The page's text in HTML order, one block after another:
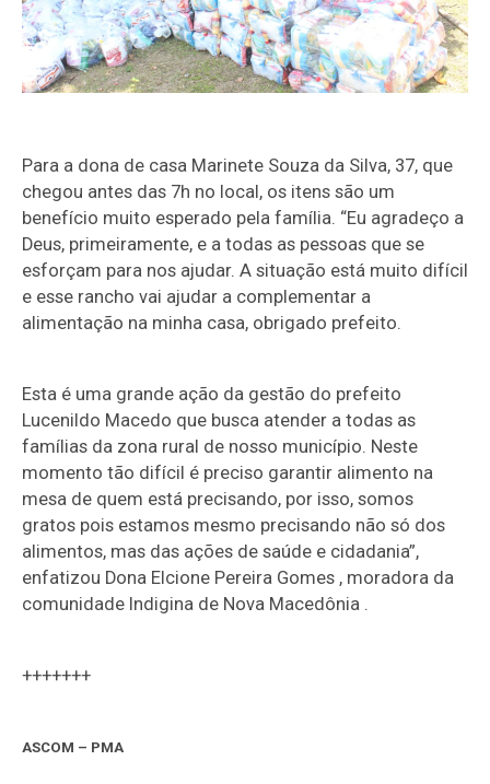
Para a dona de casa Marinete Souza da Silva, 37, que
chegou antes das 7h no local, os itens são um
benefício muito esperado pela família. “Eu agradeço a
Deus, primeiramente, e a todas as pessoas que se
esforçam para nos ajudar. A situação está muito difícil
e esse rancho vai ajudar a complementar a
alimentação na minha casa, obrigado prefeito.
Esta é uma grande ação da gestão do prefeito
Lucenildo Macedo que busca atender a todas as
famílias da zona rural de nosso município. Neste
momento tão difícil é preciso garantir alimento na
mesa de quem está precisando, por isso, somos
gratos pois estamos mesmo precisando não só dos
alimentos, mas das ações de saúde e cidadania”,
enfatizou Dona Elcione Pereira Gomes , moradora da
comunidade Indigina de Nova Macedônia .
+++++++
ASCOM – PMA